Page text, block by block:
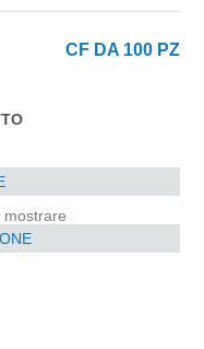
CF DA 100 PZ
mostrare